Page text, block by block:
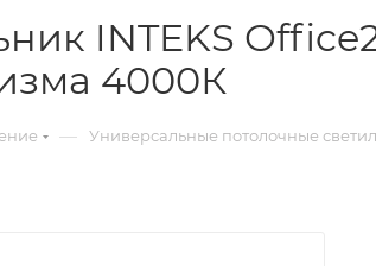
INTEKS
4000К
— Универсальные потолочные